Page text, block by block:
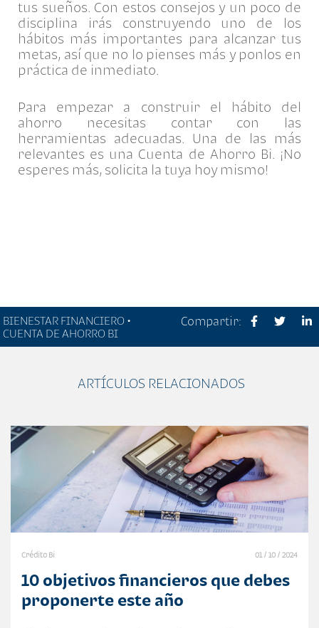
tus sueños. Con estos consejos y un poco de
disciplina irás construyendo uno de los
hábitos más importantes para alcanzar tus
metas, así que no lo pienses más y ponlos en
práctica de inmediato.
Para empezar a construir el hábito del
ahorro necesitas contar con las
herramientas adecuadas. Una de las más
relevantes es una Cuenta de Ahorro Bi. ¡No
esperes más, solicita la tuya hoy mismo!
BIENESTAR FINANCIERO •
CUENTA DE AHORRO BI
Compartir:
ARTÍCULOS RELACIONADOS
Crédito Bi 01 / 10 / 2024
10 objetivos financieros que debes
proponerte este año